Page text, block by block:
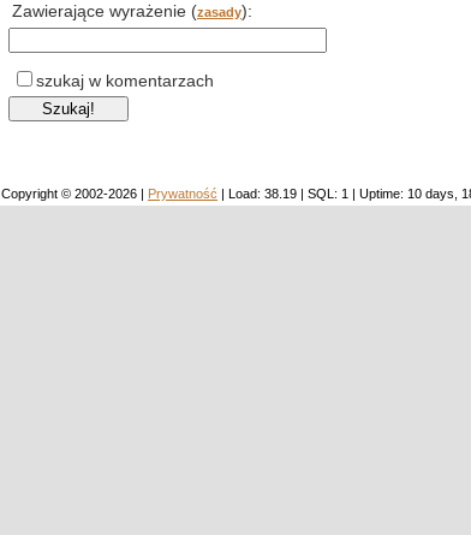
Zawierające wyrażenie (zasady):
szukaj w komentarzach
Copyright © 2002-2026 | Prywatność | Load: 38.19 | SQL: 1 | Uptime: 10 days,